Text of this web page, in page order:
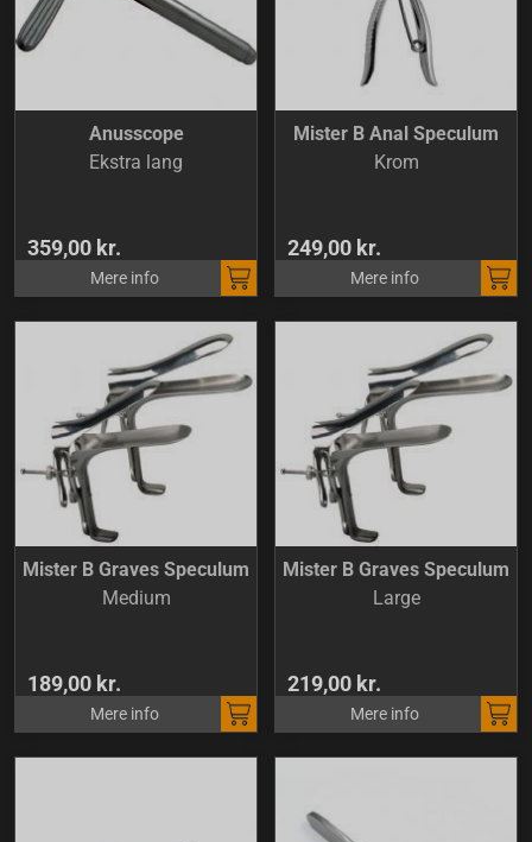
Anusscope
Ekstra lang
359,00 kr.
Mere info
Mister B Anal Speculum
Krom
249,00 kr.
Mere info
Mister B Graves Speculum
Medium
189,00 kr.
Mere info
Mister B Graves Speculum
Large
219,00 kr.
Mere info